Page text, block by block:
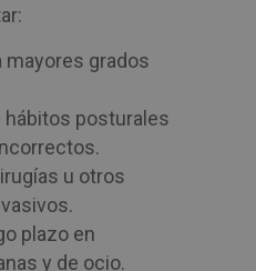
mayores grados
hábitos posturales
u otros
plazo en
y de ocio.